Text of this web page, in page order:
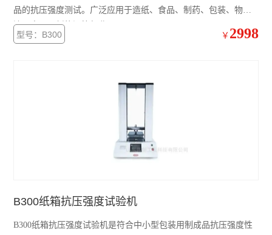
定量取样器
弯曲挺度测试仪
品的抗压强度测试。广泛应用于造纸、食品、制药、包装、物
流、电子、新能源等行业。
型号：B300 ￥ 2998
B300纸箱抗压强度试验机
B300纸箱抗压强度试验机是符合中小型包装用制成品抗压强度性